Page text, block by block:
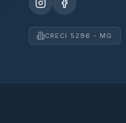
CRECI 5296 - MG